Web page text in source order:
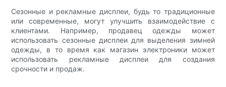
Сезонные и рекламные дисплеи, будь то традиционные
или современные, могут улучшить взаимодействие с
клиентами. Например, продавец одежды может
использовать сезонные дисплеи для выделения зимней
одежды, в то время как магазин электроники может
использовать рекламные дисплеи для создания
срочности и продаж.